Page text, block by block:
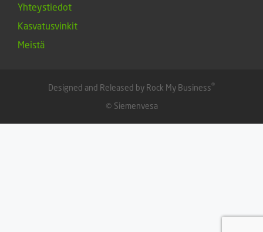
Yhteystiedot
Kasvatusvinkit
Meistä
Designed and Released by Rock My Business®
© Siemenvesa